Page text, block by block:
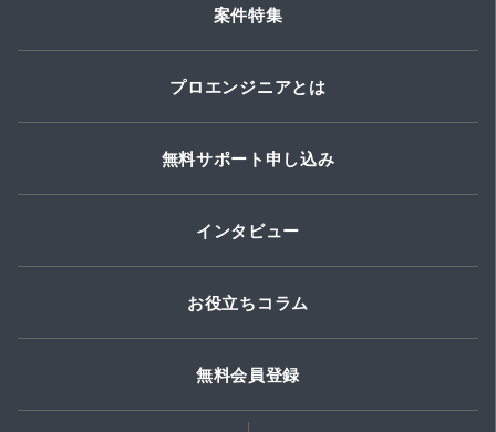
案件特集
プロエンジニアとは
無料サポート申し込み
インタビュー
お役立ちコラム
無料会員登録